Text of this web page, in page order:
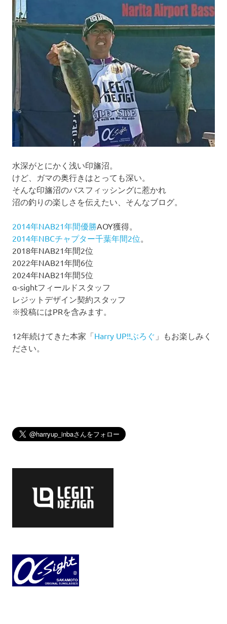
ー
シ
ョ
ン
水深がとにかく浅い印旛沼。
けど、ガマの奥行きはとっても深い。
そんな印旛沼のバスフィッシングに惹かれ
沼の釣りの楽しさを伝えたい、そんなブログ。
2014年NAB21年間優勝AOY獲得。
2014年NBCチャプター千葉年間2位
2018年NAB21年間2位
2022年NAB21年間6位
2024年NAB21年間5位
α-sightフィールドスタッフ
レジットデザイン契約スタッフ
※投稿にはPRを含みます。
12年続けてきた本家「Harry UP!!ぶろぐ 」もお楽しみく
ださい。